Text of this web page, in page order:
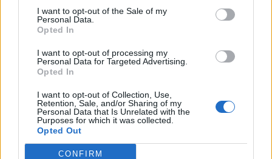
I want to opt-out of the Sale of my
Personal Data.
Opted In
I want to opt-out of processing my
Personal Data for Targeted Advertising.
Opted In
I want to opt-out of Collection, Use,
Retention, Sale, and/or Sharing of my
Personal Data that Is Unrelated with the
Purposes for which it was collected.
Opted Out
CONFIRM
Come scrivere un curriculum: 5 cose
da non mettere
Come scrivere Curriculum
Come si scrive un curriculum vitae
Curriculum: guida alla redazione e
trucchi